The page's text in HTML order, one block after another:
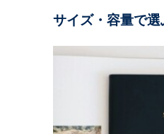
サイズ・容量で選